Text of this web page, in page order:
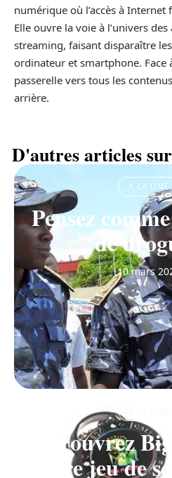
numérique où l’accès à
Elle ouvre la voie à l’univers
streaming, faisant disparaître
ordinateur et smartphone. Face
passerelle vers tous les
arrière.
D'autres articles
À LA UNE
Pensez
de
10 mars
Découvrez
notre jeu de